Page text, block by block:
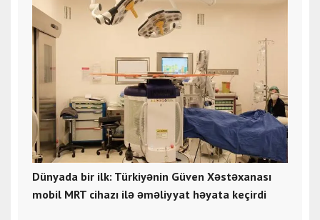
Dünyada bir ilk: Türkiyənin Güven Xəstəxanası
mobil MRT cihazı ilə əməliyyat həyata keçirdi